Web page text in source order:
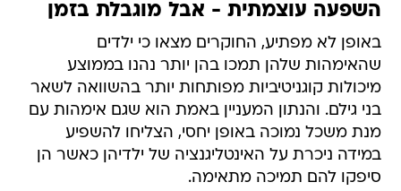
השפעה עוצמתית - אבל מוגבלת בזמן
באופן לא מפתיע, החוקרים מצאו כי ילדים
שהאימהות שלהן תמכו בהן יותר נהנו בממוצע
מיכולות קוגניטיביות מפותחות יותר בהשוואה לשאר
בני גילם. והנתון המעניין באמת הוא שגם אימהות עם
מנת משכל נמוכה באופן יחסי, הצליחו להשפיע
במידה ניכרת על האינטליגנציה של ילדיהן כאשר הן
סיפקו להם תמיכה מתאימה.